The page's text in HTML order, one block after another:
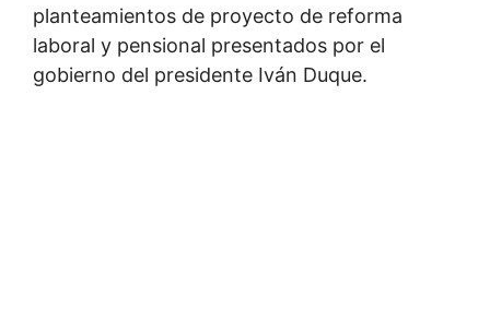
planteamientos de proyecto de reforma
laboral y pensional presentados por el
gobierno del presidente Iván Duque.